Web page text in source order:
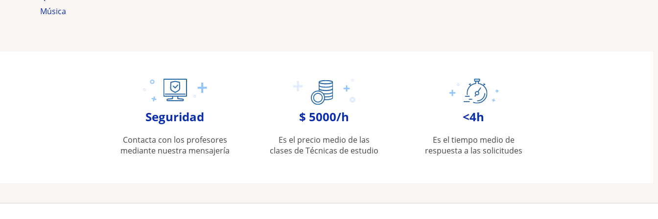
Música
Seguridad
Contacta con los profesores
mediante nuestra mensajería
$ 5000/h
Es el precio medio de las
clases de Técnicas de estudio
<4h
Es el tiempo medio de
respuesta a las solicitudes